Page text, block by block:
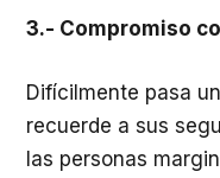
3.- Compromiso
Difícilmente pasa
recuerde a sus
las personas